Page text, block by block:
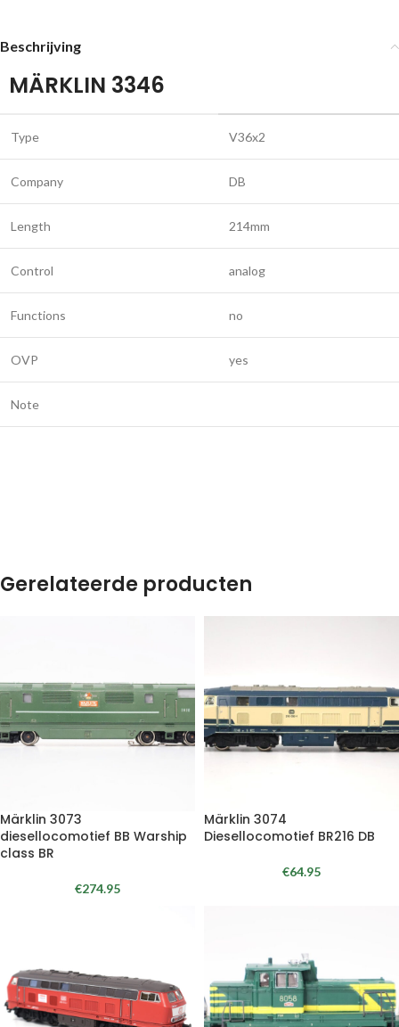
Beschrijving
MÄRKLIN 3346
Type V36x2
Company DB
Length 214mm
Control analog
Functions no
OVP yes
Note
Gerelateerde producten
Märklin 3073
diesellocomotief BB Warship
class BR
€274.95
Märklin 3074
Diesellocomotief BR216 DB
€64.95